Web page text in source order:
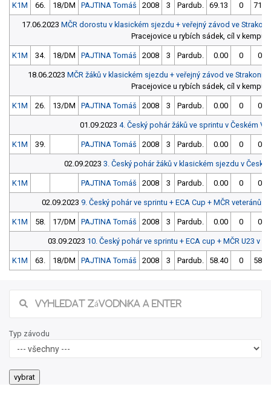
K1M 66. 18/DM PAJTINA Tomáš 2008 3 Pardub. 69.13 0
17.06.2023 MČR dorostu v klasickém sjezdu + veřejný závod ve
Pracejovice u rybích sádek, cíl v kempu
K1M 34. 18/DM PAJTINA Tomáš 2008 3 Pardub. 0.00 0
18.06.2023 MČR žáků v klasickém sjezdu + veřejný závod ve
Pracejovice u rybích sádek, cíl v kempu
K1M 26. 13/DM PAJTINA Tomáš 2008 3 Pardub. 0.00 0
01.09.2023 4. Český pohár žáků ve sprintu v Českém
K1M 39. PAJTINA Tomáš 2008 3 Pardub. 0.00 0
02.09.2023 3. Český pohár žáků v klasickém sjezdu v
K1M PAJTINA Tomáš 2008 3 Pardub. 0.00 0
02.09.2023 9. Český pohár ve sprintu + ECA Cup + MČR veteránů v
K1M 58. 17/DM PAJTINA Tomáš 2008 3 Pardub. 0.00 0
03.09.2023 10. Český pohár ve sprintu + ECA cup + MČR U23 v
K1M 63. 18/DM PAJTINA Tomáš 2008 3 Pardub. 58.40 0
Typ závodu